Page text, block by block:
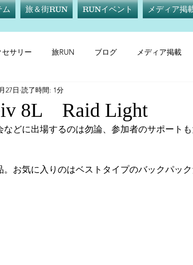
ム 旅＆街RUN RUNイベント メディア掲
セサリー 旅RUN ブログ メディア掲載
サプリメント
8L Raid Light
27日 読了時間: 1分
どに出場するのは勿論、参加者のサポート
お気に入りのはベストタイプのバックパッ